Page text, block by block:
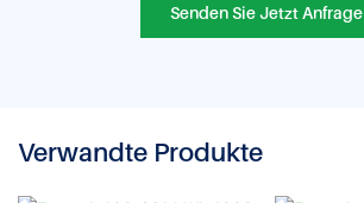
Senden Sie Jetzt Anfrage
Verwandte Produkte